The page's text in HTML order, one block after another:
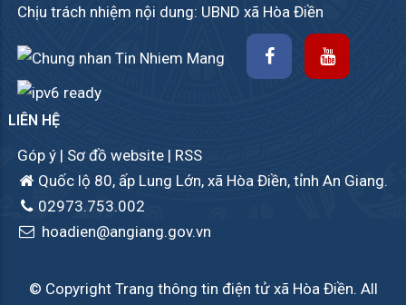
Chịu trách nhiệm nội dung: UBND xã Hòa Điền
LIÊN HỆ
Góp ý | Sơ đồ website | RSS
Quốc lộ 80, ấp Lung Lớn, xã Hòa Điền, tỉnh An Giang.
02973.753.002
hoadien@angiang.gov.vn
© Copyright Trang thông tin điện tử xã Hòa Điền. All